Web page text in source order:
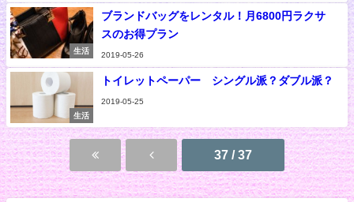
生活
ブランドバッグをレンタル！月6800円ラクサ
スのお得プラン
2019-05-26
生活
トイレットペーパー シングル派？ダブル派？
2019-05-25
37 / 37